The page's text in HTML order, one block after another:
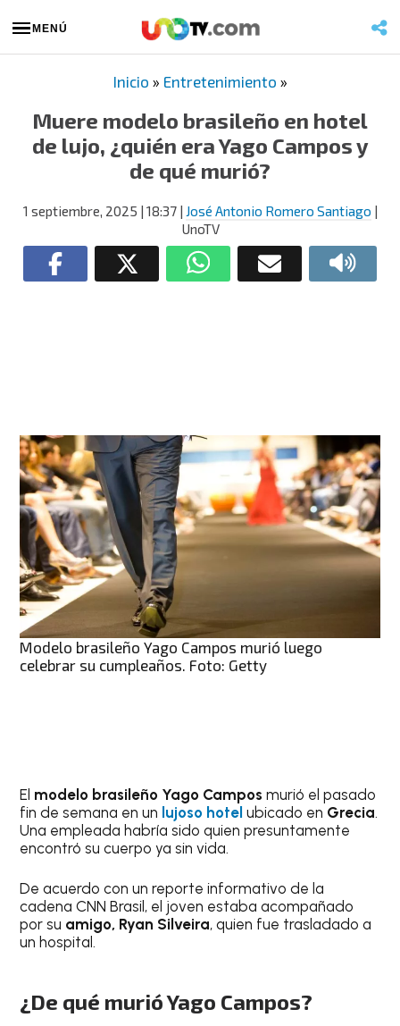
MENÚ
Inicio » Entretenimiento »
Muere modelo brasileño en hotel
de lujo, ¿quién era Yago Campos y
de qué murió?
1 septiembre, 2025 | 18:37| José Antonio Romero Santiago |
UnoTV
Modelo brasileño Yago Campos murió luego
celebrar su cumpleaños. Foto: Getty
El modelo brasileño Yago Campos murió el pasado
fin de semana en un lujoso hotel ubicado en Grecia.
Una empleada habría sido quien presuntamente
encontró su cuerpo ya sin vida.
De acuerdo con un reporte informativo de la
cadena CNN Brasil, el joven estaba acompañado
por su amigo, Ryan Silveira, quien fue trasladado a
un hospital.
¿De qué murió Yago Campos?